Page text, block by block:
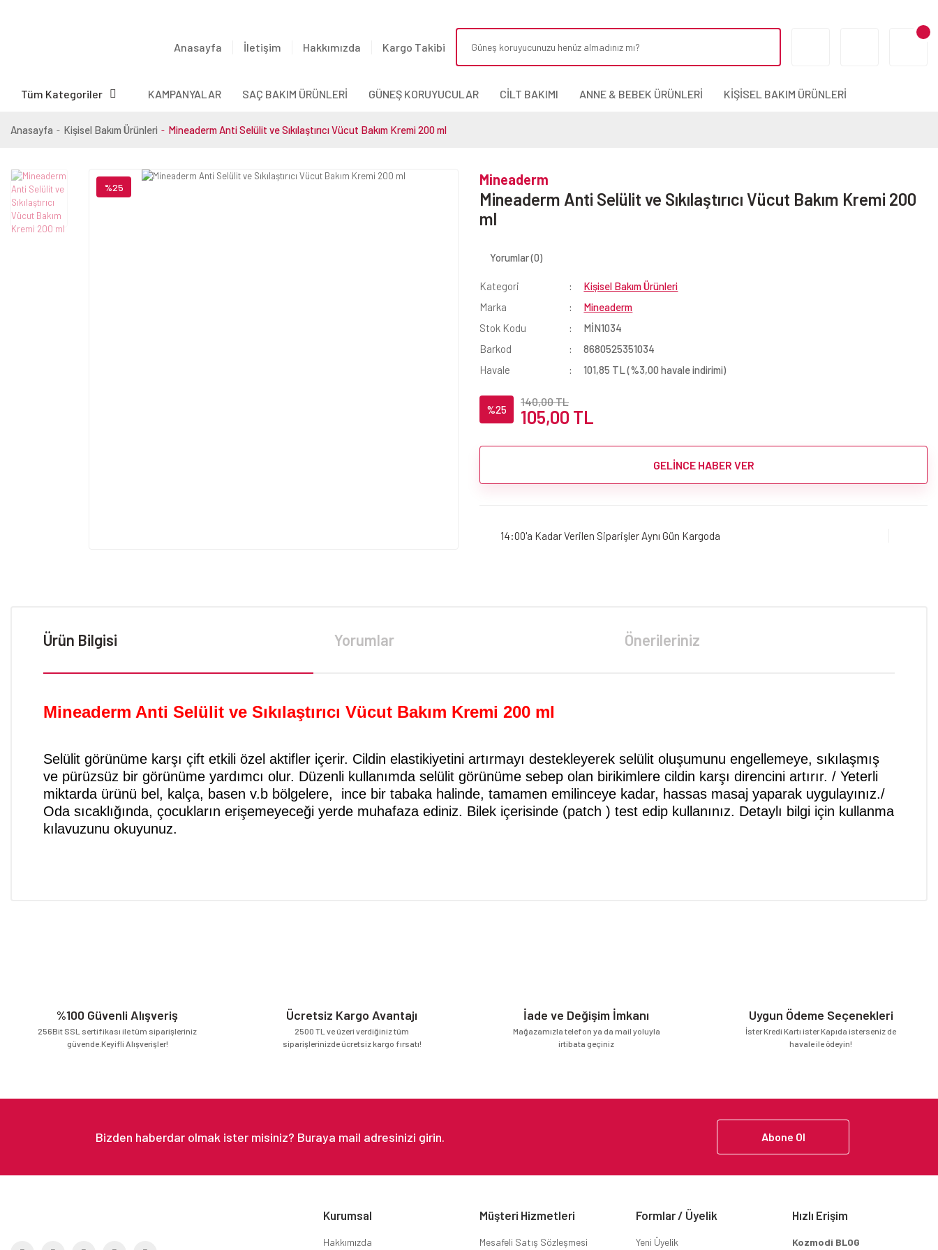
Anasayfa İletişim Hakkımızda Kargo Takibi
Tüm Kategoriler KAMPANYALAR SAÇ BAKIM ÜRÜNLERİ GÜNEŞ KORUYUCULAR CİLT BAKIMI ANNE & BEBEK ÜRÜNLERİ KİŞİSEL BAKIM ÜRÜNLERİ
Anasayfa Kişisel Bakım Ürünleri Mineaderm Anti Selülit ve Sıkılaştırıcı Vücut Bakım Kremi 200 ml
%25 Mineaderm
Mineaderm Anti Selülit ve Sıkılaştırıcı Vücut Bakım Kremi 200
ml
Yorumlar (0)
Kategori
Kişisel Bakım Ürünleri
Marka
Mineaderm
Stok Kodu
MİN1034
Barkod
8680525351034
Havale
101,85 TL (%3,00 havale indirimi)
%25
140,00 TL
105,00 TL
GELİNCE HABER VER
14:00'a Kadar Verilen Siparişler Aynı Gün Kargoda
Ürün Bilgisi Yorumlar Önerileriniz
Mineaderm Anti Selülit ve Sıkılaştırıcı Vücut Bakım Kremi 200 ml
Selülit görünüme karşı çift etkili özel aktifler içerir. Cildin elastikiyetini artırmayı destekleyerek selülit oluşumunu engellemeye, sıkılaşmış
ve pürüzsüz bir görünüme yardımcı olur. Düzenli kullanımda selülit görünüme sebep olan birikimlere cildin karşı direncini artırır. / Yeterli
miktarda ürünü bel, kalça, basen v.b bölgelere, ince bir tabaka halinde, tamamen emilinceye kadar, hassas masaj yaparak uygulayınız./
Oda sıcaklığında, çocukların erişemeyeceği yerde muhafaza ediniz. Bilek içerisinde (patch ) test edip kullanınız. Detaylı bilgi için kullanma
kılavuzunu okuyunuz.
Bu ürüne benzer farklı alternatifler olmalı.
%100 Güvenli Alışveriş
256Bit SSL sertifikası ile tüm siparişleriniz
güvende.Keyifli Alışverişler!
Ücretsiz Kargo Avantajı
2500 TL ve üzeri verdiğiniz tüm
siparişlerinizde ücretsiz kargo fırsatı!
İade ve Değişim İmkanı
Mağazamızla telefon ya da mail yoluyla
irtibata geçiniz
Uygun Ödeme Seçenekleri
İster Kredi Kartı ister Kapıda isterseniz de
havale ile ödeyin!
Abone Ol
Kurumsal
Hakkımızda
Müşteri Hizmetleri
Mesafeli Satış Sözleşmesi
Formlar / Üyelik
Yeni Üyelik
Hızlı Erişim
Kozmodi BLOG